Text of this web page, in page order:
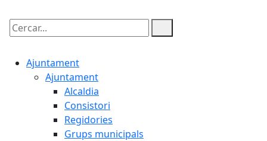
Cercar:
Ajuntament
Ajuntament
Alcaldia
Consistori
Regidories
Grups municipals